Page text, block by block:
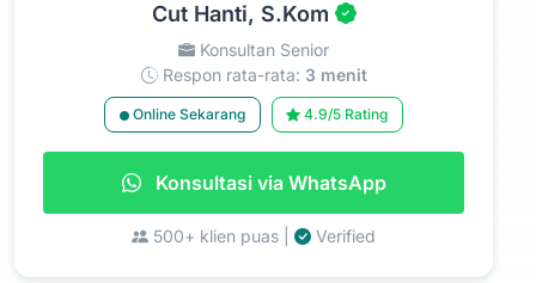
Cut Hanti, S.Kom
Konsultan Senior
Respon rata-rata: 3 menit
Online Sekarang 4.9/5 Rating
Konsultasi via WhatsApp
500+ klien puas | Verified